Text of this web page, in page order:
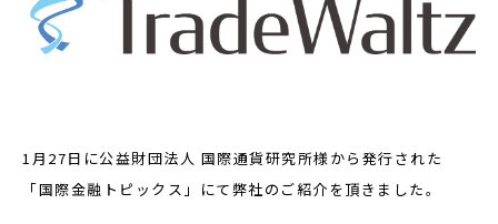
1月27日に公益財団法人 国際通貨研究所様から発行された
「国際金融トピックス」にて弊社のご紹介を頂きました。